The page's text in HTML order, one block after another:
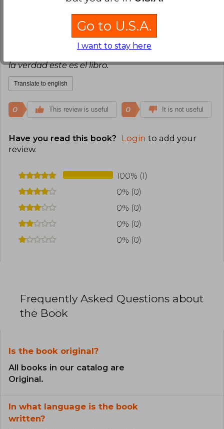
¡Excelente biografía del Che Guevara! Gran
trabajo de Nicolás Marquez desenmascarando la
mentira atroz que se creó con el relato más
difundido de la vida de Guevara. Si querés saber
la verdad este es el libro.
Translate to english
0 This review is useful 0 It is not useful
Have you read this book? Login to add your
review.
100% (1)
0% (0)
0% (0)
0% (0)
0% (0)
Frequently Asked Questions about
the Book
Is the book original?
All books in our catalog are
Original.
In what language is the book
written?
Go to U.S.A.
I want to stay here